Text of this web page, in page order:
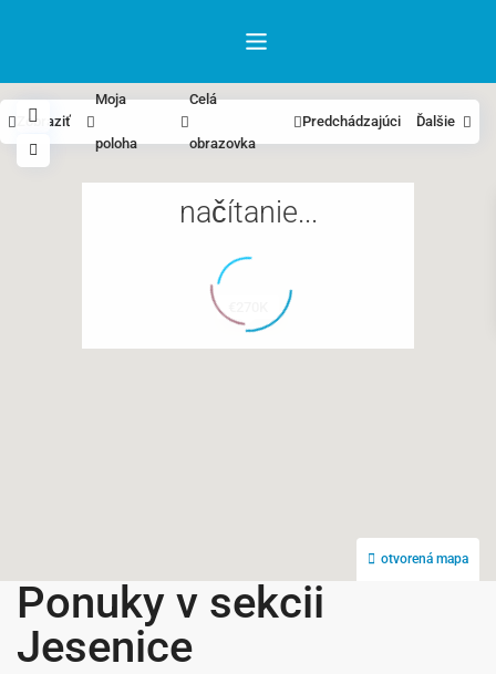
načítanie...
otvorená mapa
Zobraziť
Moja
poloha
Celá
obrazovka
Predchádzajúci Ďalšie
Ponuky v sekcii
Jesenice